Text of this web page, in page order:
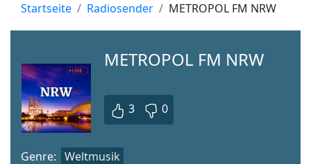
Startseite Radiosender METROPOL FM NRW
METROPOL FM NRW
3 0
Genre: Weltmusik